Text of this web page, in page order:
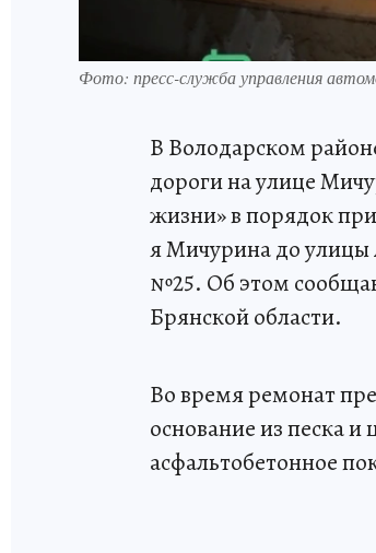
Фото: пресс-служба управления
В Володарском
дороги на улице
жизни» в порядок
я Мичурина до улицы
№25. Об этом
Брянской области.
Во время ремонат
основание из песка
асфальтобетонное